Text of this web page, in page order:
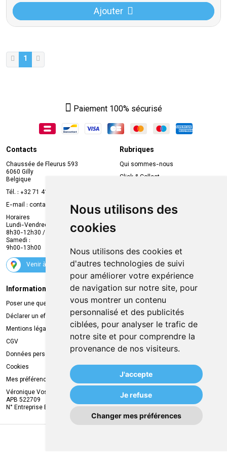
Nous utilisons des
cookies
Nous utilisons des cookies et
d'autres technologies de suivi
pour améliorer votre expérience
de navigation sur notre site, pour
vous montrer un contenu
personnalisé et des publicités
ciblées, pour analyser le trafic de
notre site et pour comprendre la
provenance de nos visiteurs.
J'accepte
Je refuse
Changer mes préférences
Ajouter
1
Paiement 100% sécurisé
Contacts
Chaussée de Fleurus 593
6060 Gilly
Belgique
Tél. : +32 71 41 32 10
E-mail : contact
mvapharma.be
Horaires
Lundi-Vendredi :
8h30-12h30 / 13h30-18h30
Samedi :
9h00-13h00
Venir à la pharmacie
Rubriques
Qui sommes-nous
Click & Collect
Compte professionnel
Envoi d’ordonnance
Suivez-nous
Informations légales
Poser une question
Déclarer un effet indésirable
Mentions légales
CGV
Données personnelles
Cookies
Mes préférences Cookies
Véronique Vos
APB 522709
N° Entreprise BE0749.944.612
Livraison
Retrait à la pharmacie
Livraison chez vous
Livraison dans un Point Relais